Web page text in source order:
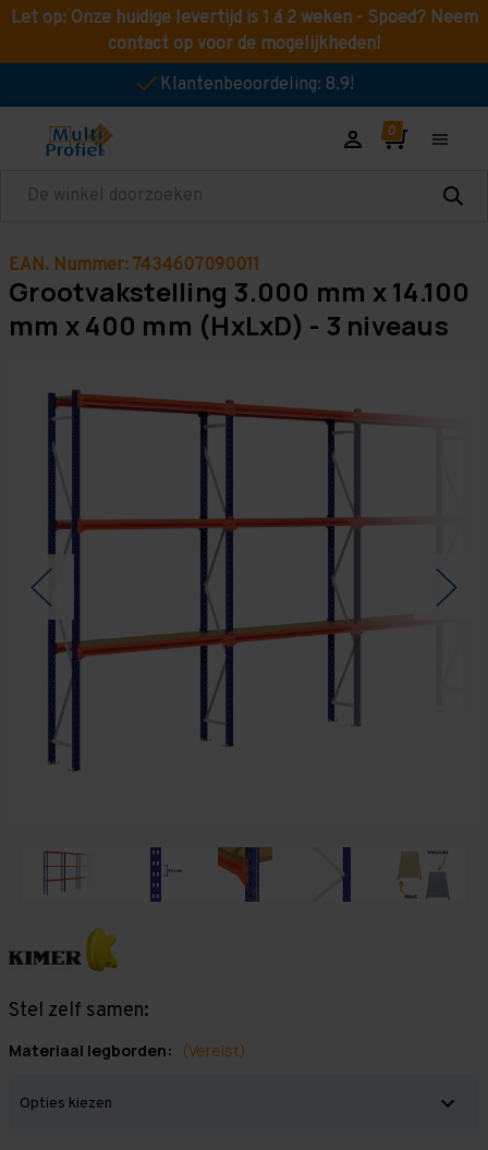
Let op: Onze huidige levertijd is 1 á 2 weken - Spoed? Neem
contact op voor de mogelijkheden!
Klantenbeoordeling: 8,9!
Zoeken
EAN. Nummer: 7434607090011
Grootvakstelling 3.000 mm x 14.100
mm x 400 mm (HxLxD) - 3 niveaus
Stel zelf samen:
Materiaal legborden: (Vereist)